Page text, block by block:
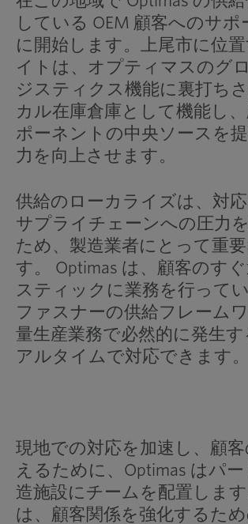
している OEM 顧客へのサポ
に開始します。上尾市に位
イトは、オプティマスのグ
ジスティクス機能に裏打ち
カル在庫倉庫として機能し
ポーネントの中央ソースを
力を向上させます。
供給のローカライズは、対応
サプライチェーンへの圧力
ため、製造業者にとって重
す。 Optimas は、顧客のす
スティックに業務を行ってい
ファスナーの供給フレーム
量生産業務で必然的に発生す
アルタイムで対応できます。
現地での対応を加速し、顧
えるために、Optimas はパ
造施設にチームを配置しま
は、顧客関係を強化するた